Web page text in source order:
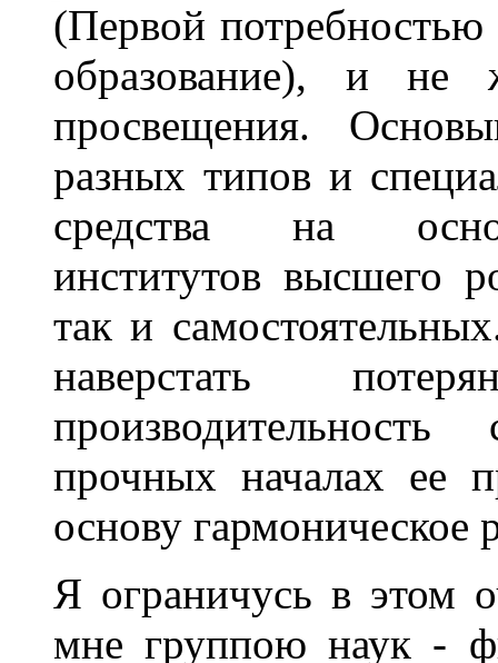
(Первой потребностью
образование), и не
просвещения.
разных типов и
средства на
институтов высшего
так и
наверстать
прочных началах ее
основу гармоническое
Я ограничусь в этом
мне группою наук -